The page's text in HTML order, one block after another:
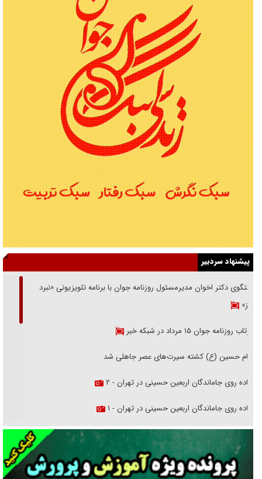
پیشنهاد سردبیر
گفتگوی دکتر اخوان مدیرمسئول روزنامه جوان با برنامه تلویزیونی «نبرد
هرمز»
بازتاب روزنامه جوان ۱۵ مرداد در شبکه خبر
امام حسین (ع) کشته سیرت‌های عصر جاهلی شد
پیاده روی جاماندگان اربعین حسینی در تهران - ۲
پیاده روی جاماندگان اربعین حسینی در تهران - ۱
فریاد‌ها و ناله‌های دوستان مبارزدلم را آتش می‌زد
تغییر رویه دشمن در ترور از شیخ فضل‌الله تا مصباح یزدی